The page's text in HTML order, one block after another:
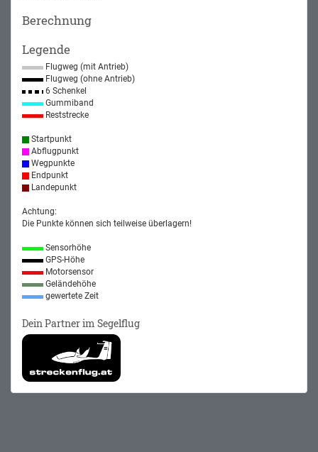
Berechnung
Legende
Flugweg (mit Antrieb)
Flugweg (ohne Antrieb)
6 Schenkel
Gummiband
Reststrecke
Startpunkt
Abflugpunkt
Wegpunkte
Endpunkt
Landepunkt
Achtung:
Die Punkte können sich teilweise überlagern!
Sensorhöhe
GPS-Höhe
Motorsensor
Geländehöhe
gewertete Zeit
Dein Partner im Segelflug